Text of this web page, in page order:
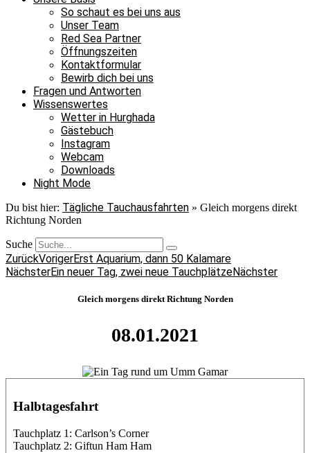
So schaut es bei uns aus
Unser Team
Red Sea Partner
Öffnungszeiten
Kontaktformular
Bewirb dich bei uns
Fragen und Antworten
Wissenswertes
Wetter in Hurghada
Gästebuch
Instagram
Webcam
Downloads
Night Mode
Du bist hier: Tägliche Tauchausfahrten » Gleich morgens direkt
Richtung Norden
Suche
ZurückVorigerErst Aquarium, dann 50 Kalamare
NächsterEin neuer Tag, zwei neue TauchplätzeNächster
Gleich morgens direkt Richtung Norden
08.01.2021
Halbtagesfahrt
Tauchplatz 1: Carlson’s Corner
Tauchplatz 2: Giftun Ham Ham